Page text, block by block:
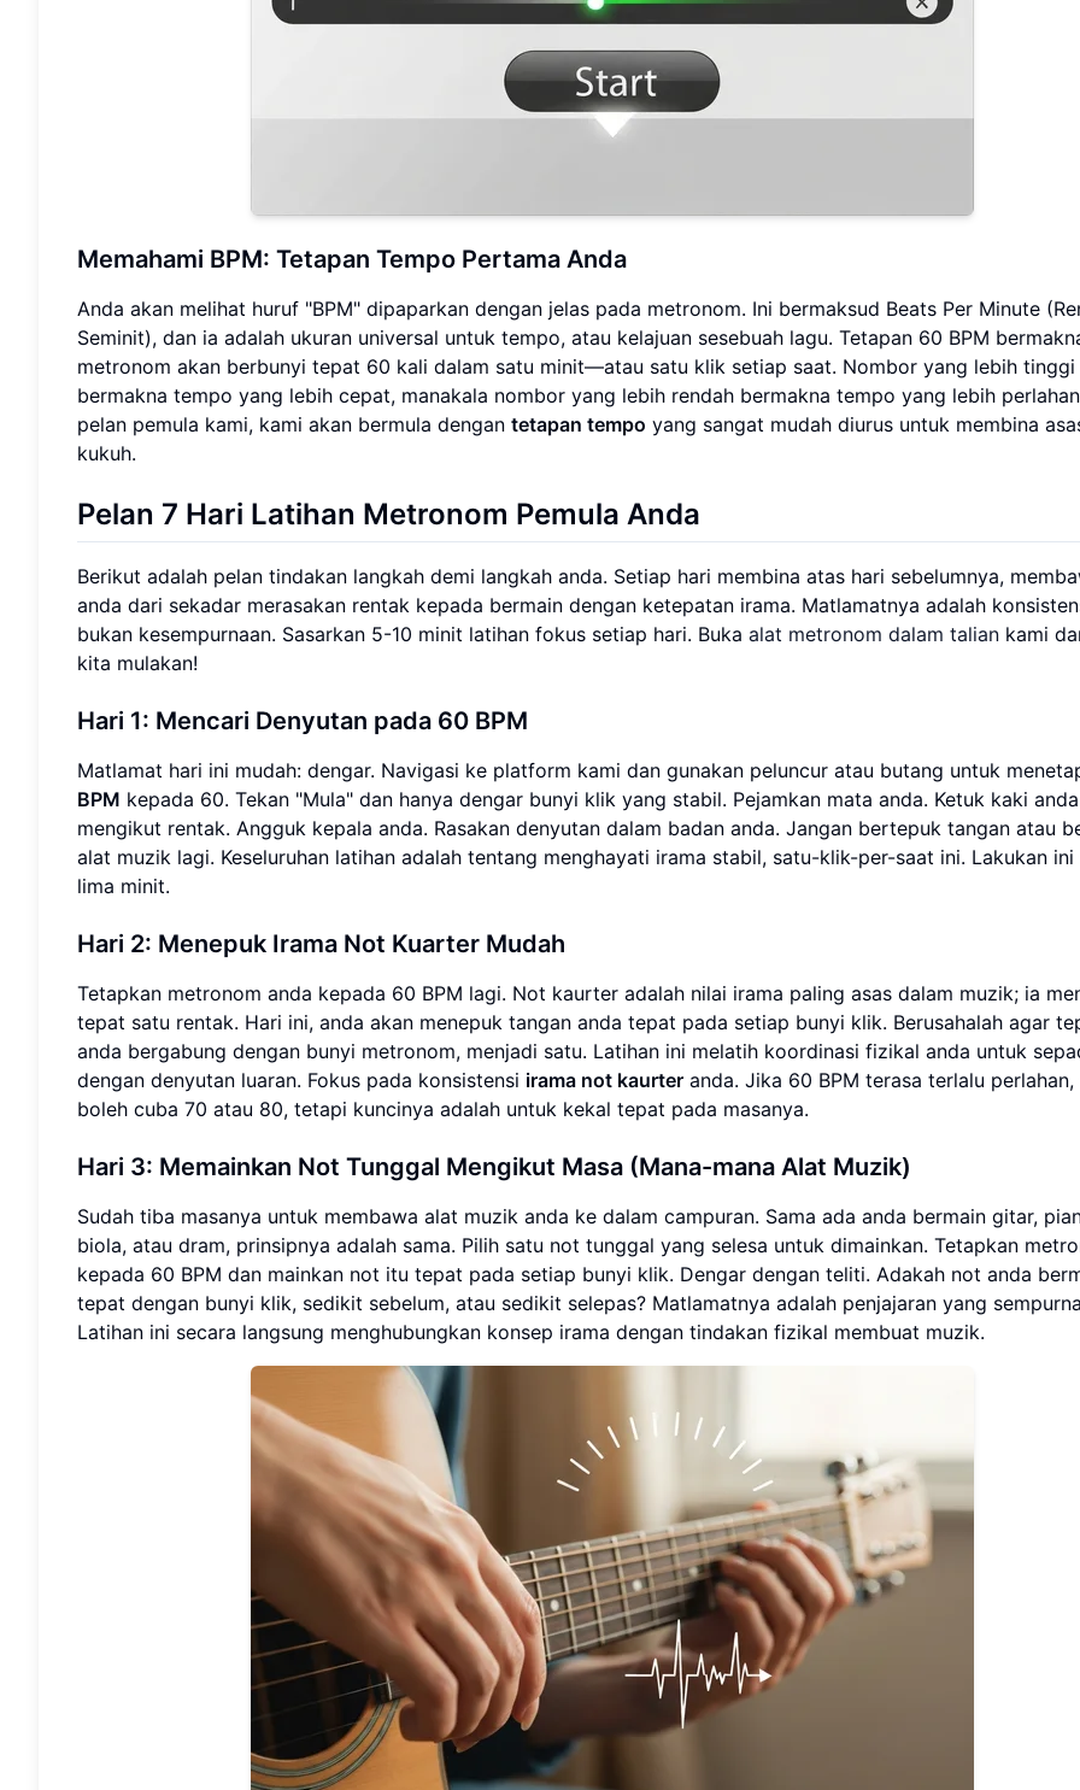
Memahami BPM: Tetapan Tempo Pertama Anda
Anda akan melihat huruf "BPM" dipaparkan dengan jelas pada metronom. Ini bermaksud Beats Per Minute
Seminit), dan ia adalah ukuran universal untuk tempo, atau kelajuan sesebuah lagu. Tetapan 60 BPM
metronom akan berbunyi tepat 60 kali dalam satu minit—atau satu klik setiap saat. Nombor yang lebih tinggi
bermakna tempo yang lebih cepat, manakala nombor yang lebih rendah bermakna tempo yang lebih
pelan pemula kami, kami akan bermula dengan tetapan tempo yang sangat mudah diurus untuk membina
kukuh.
Pelan 7 Hari Latihan Metronom Pemula Anda
Berikut adalah pelan tindakan langkah demi langkah anda. Setiap hari membina atas hari sebelumnya,
anda dari sekadar merasakan rentak kepada bermain dengan ketepatan irama. Matlamatnya adalah
bukan kesempurnaan. Sasarkan 5-10 minit latihan fokus setiap hari. Buka alat metronom dalam talian kami
kita mulakan!
Hari 1: Mencari Denyutan pada 60 BPM
Matlamat hari ini mudah: dengar. Navigasi ke platform kami dan gunakan peluncur atau butang untuk
BPM kepada 60. Tekan "Mula" dan hanya dengar bunyi klik yang stabil. Pejamkan mata anda. Ketuk kaki anda
mengikut rentak. Angguk kepala anda. Rasakan denyutan dalam badan anda. Jangan bertepuk tangan atau
alat muzik lagi. Keseluruhan latihan adalah tentang menghayati irama stabil, satu-klik-per-saat ini. Lakukan ini
lima minit.
Hari 2: Menepuk Irama Not Kuarter Mudah
Tetapkan metronom anda kepada 60 BPM lagi. Not kaurter adalah nilai irama paling asas dalam muzik; ia
tepat satu rentak. Hari ini, anda akan menepuk tangan anda tepat pada setiap bunyi klik. Berusahalah agar
anda bergabung dengan bunyi metronom, menjadi satu. Latihan ini melatih koordinasi fizikal anda untuk
dengan denyutan luaran. Fokus pada konsistensi irama not kaurter anda. Jika 60 BPM terasa terlalu perlahan,
boleh cuba 70 atau 80, tetapi kuncinya adalah untuk kekal tepat pada masanya.
Hari 3: Memainkan Not Tunggal Mengikut Masa (Mana-mana Alat Muzik)
Sudah tiba masanya untuk membawa alat muzik anda ke dalam campuran. Sama ada anda bermain gitar,
biola, atau dram, prinsipnya adalah sama. Pilih satu not tunggal yang selesa untuk dimainkan. Tetapkan
kepada 60 BPM dan mainkan not itu tepat pada setiap bunyi klik. Dengar dengan teliti. Adakah not anda
tepat dengan bunyi klik, sedikit sebelum, atau sedikit selepas? Matlamatnya adalah penjajaran yang
Latihan ini secara langsung menghubungkan konsep irama dengan tindakan fizikal membuat muzik.